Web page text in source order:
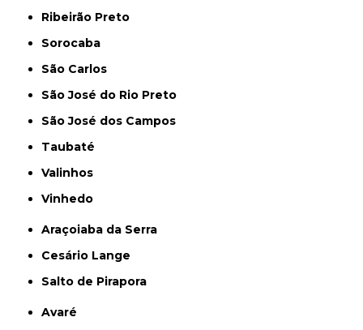
Ribeirão Preto
Sorocaba
São Carlos
São José do Rio Preto
São José dos Campos
Taubaté
Valinhos
Vinhedo
Araçoiaba da Serra
Cesário Lange
Salto de Pirapora
Avaré